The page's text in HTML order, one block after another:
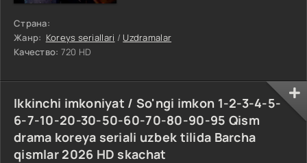
Страна:
Жанр: Koreys seriallari / Uzdramalar
Качество: 720 HD
Ikkinchi imkoniyat / So'ngi imkon 1-2-3-4-5-
6-7-10-20-30-50-60-70-80-90-95 Qism
drama koreya seriali uzbek tilida Barcha
qismlar 2026 HD skachat